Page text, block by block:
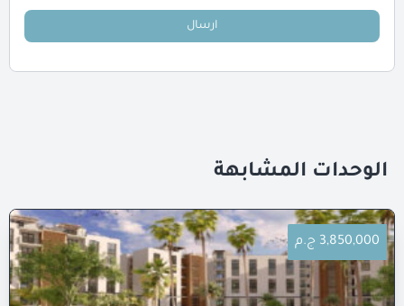
ارسال
الوحدات المشابهة
3,850,000 ج.م